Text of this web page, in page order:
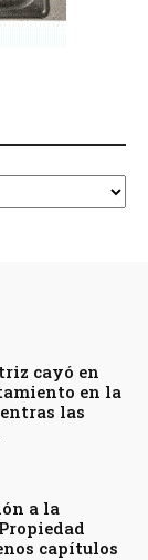
cayó en
en la
las
a la
capítulos